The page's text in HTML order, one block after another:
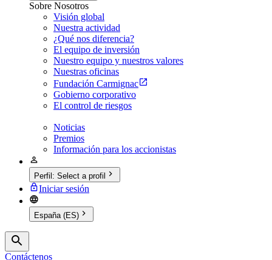
Sobre Nosotros
Visión global
Nuestra actividad
¿Qué nos diferencia?
El equipo de inversión
Nuestro equipo y nuestros valores
Nuestras oficinas
Fundación Carmignac
Gobierno corporativo
El control de riesgos
Noticias
Premios
Información para los accionistas
Perfil : Select a profil
Iniciar sesión
España (ES)
Contáctenos